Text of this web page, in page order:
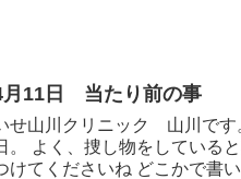
月11日 当たり前の事
せ山川クリニック 山川で
。 よく、捜し物をしてい
けてくださいね どこかで書